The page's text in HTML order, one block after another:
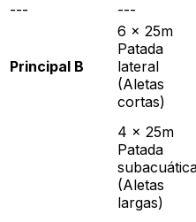
---
---
Principal B
6 x 25m
Patada
lateral
(Aletas
cortas)
4 x 25m
Patada
(Aletas
largas)